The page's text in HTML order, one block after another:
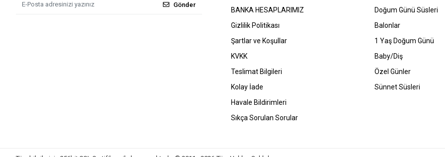
Gönder
BANKA HESAPLARIMIZ
Gizlilik Politikası
Şartlar ve Koşullar
KVKK
Teslimat Bilgileri
Kolay İade
Havale Bildirimleri
Sıkça Sorulan Sorular
Doğum Günü Süsleri
Balonlar
1 Yaş Doğum Günü
Baby/Diş
Özel Günler
Sünnet Süsleri